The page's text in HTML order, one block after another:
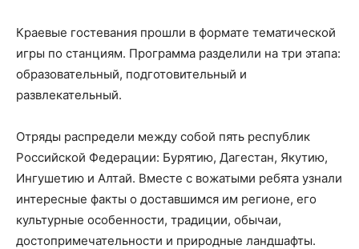
Краевые гостевания прошли в формате тематической
игры по станциям. Программа разделили на три этапа:
образовательный, подготовительный и
развлекательный.
Отряды распредели между собой пять республик
Российской Федерации: Бурятию, Дагестан, Якутию,
Ингушетию и Алтай. Вместе с вожатыми ребята узнали
интересные факты о доставшимся им регионе, его
культурные особенности, традиции, обычаи,
достопримечательности и природные ландшафты.